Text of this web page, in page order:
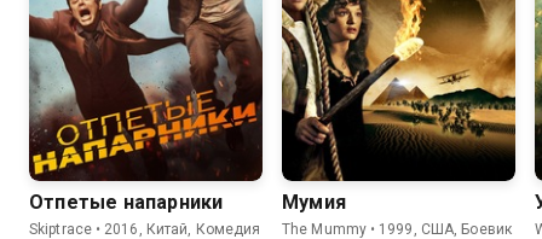
Отпетые напарники
Skiptrace • 2016, Китай, Комедия
Мумия
The Mummy • 1999, США, Боевик